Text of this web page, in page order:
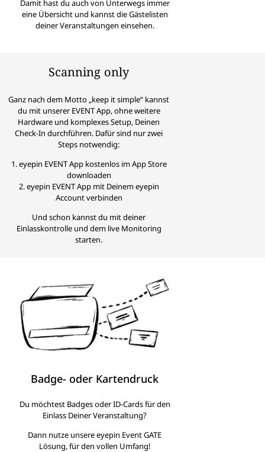
Damit hast du auch von Unterwegs immer
eine Übersicht und kannst die Gästelisten
deiner Veranstaltungen einsehen.
Scanning only
Ganz nach dem Motto „keep it simple“ kannst
du mit unserer EVENT App, ohne weitere
Hardware und komplexes Setup, Deinen
Check-In durchführen. Dafür sind nur zwei
Steps notwendig:
1. eyepin EVENT App kostenlos im App Store
downloaden
2. eyepin EVENT App mit Deinem eyepin
Account verbinden
Und schon kannst du mit deiner
Einlasskontrolle und dem live Monitoring
starten.
Badge- oder Kartendruck
Du möchtest Badges oder ID-Cards für den
Einlass Deiner Veranstaltung?
Dann nutze unsere eyepin Event GATE
Lösung, für den vollen Umfang!